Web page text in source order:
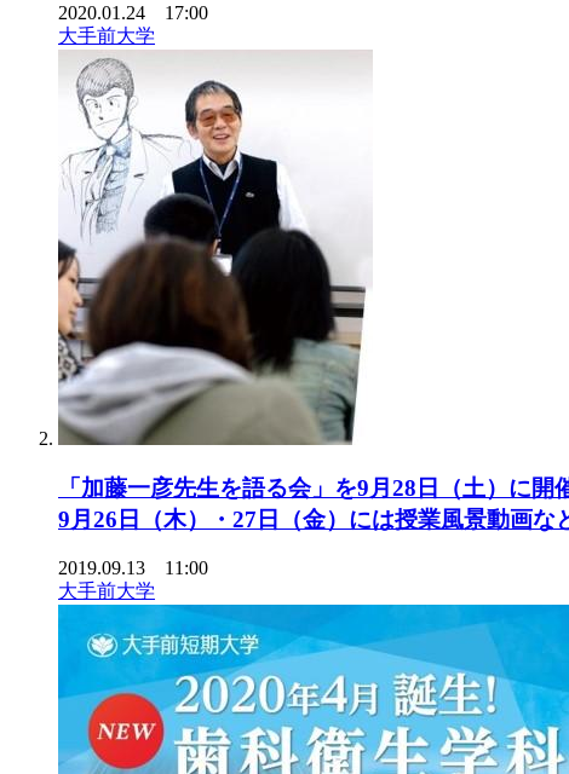
2020.01.24 17:00
大手前大学
「加藤一彦先生を語る会」を9月28日（土）に
9月26日（木）・27日（金）には授業風景動画な
2019.09.13 11:00
大手前大学